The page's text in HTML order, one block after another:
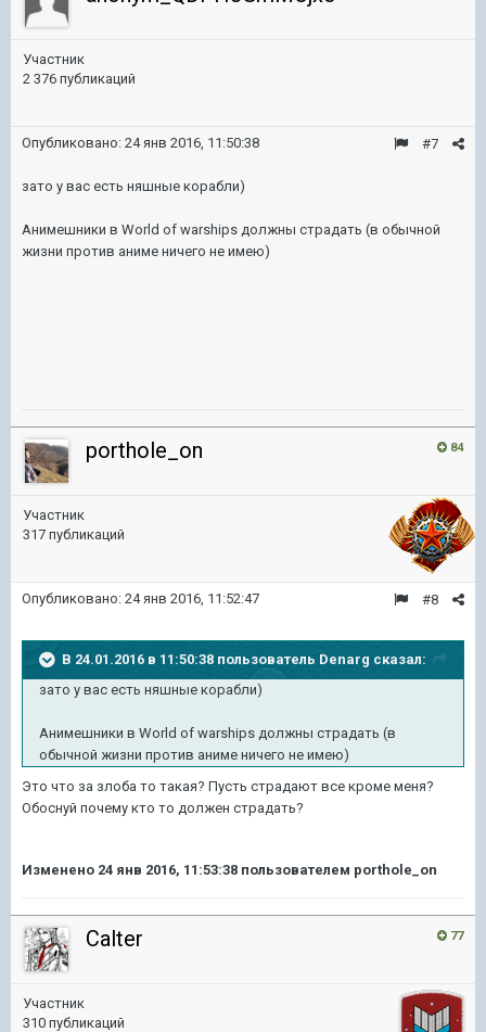
Участник
2 376 публикаций
#7
Опубликовано: 24 янв 2016, 11:50:38
зато у вас есть няшные корабли)
Анимешники в World of warships должны страдать (в обычной
жизни против аниме ничего не имею)
84
porthole_on
Участник
317 публикаций
#8
Опубликовано: 24 янв 2016, 11:52:47
В 24.01.2016 в 11:50:38 пользователь Denarg сказал:
зато у вас есть няшные корабли)
Анимешники в World of warships должны страдать (в
обычной жизни против аниме ничего не имею)
Это что за злоба то такая? Пусть страдают все кроме меня?
Обоснуй почему кто то должен страдать?
Изменено 24 янв 2016, 11:53:38 пользователем porthole_on
77
Calter
Участник
310 публикаций